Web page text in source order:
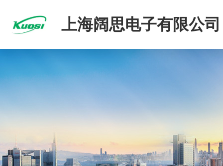
上海阔思电子有限公司